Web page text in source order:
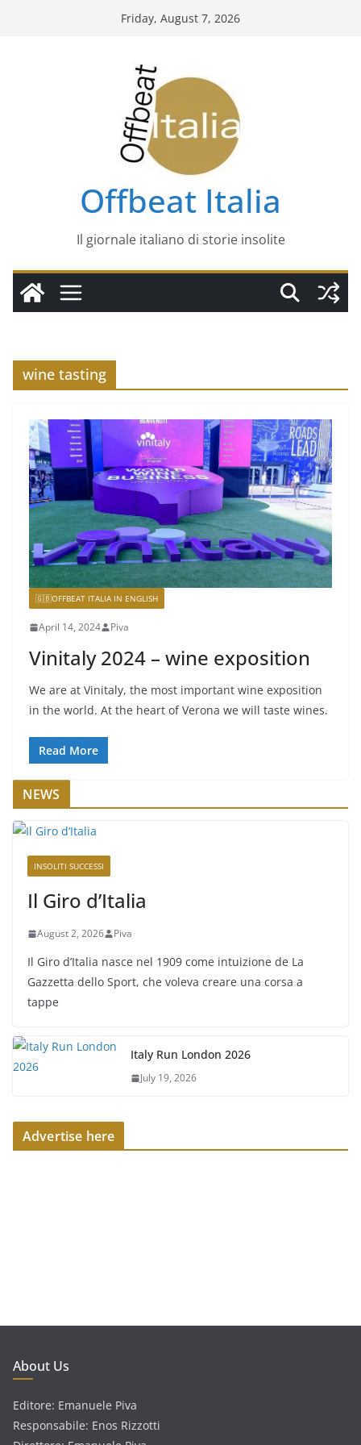
Friday, August 7, 2026
Offbeat Italia
Il giornale italiano di storie insolite
wine tasting
🇬🇧OFFBEAT ITALIA IN ENGLISH
April 14, 2024 Piva
Vinitaly 2024 – wine exposition
We are at Vinitaly, the most important wine exposition
in the world. At the heart of Verona we will taste wines.
Read More
NEWS
INSOLITI SUCCESSI
Il Giro d’Italia
August 2, 2026 Piva
Il Giro d’Italia nasce nel 1909 come intuizione de La
Gazzetta dello Sport, che voleva creare una corsa a
tappe
Italy Run London 2026
July 19, 2026
Advertise here
About Us
Editore: Emanuele Piva
Responsabile: Enos Rizzotti